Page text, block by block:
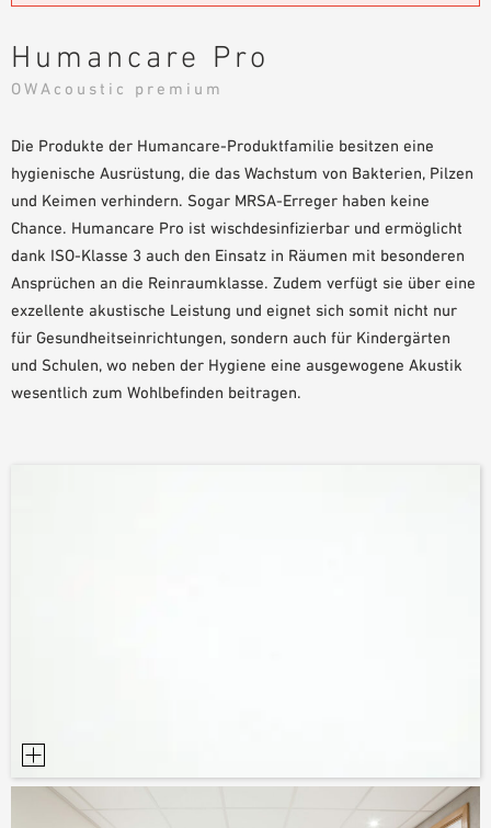
AUSSCHREIBUNGSTEXTE
DOWNLOADS
PLANUNGSHILFEN
VIDEOS
OWA-SCHULUNGEN
MUSTERBESTELLUNG
Karriere
Humancare Pro
OWAcoustic premium
Die Produkte der Humancare-Produktfamilie besitzen eine
hygienische Ausrüstung, die das Wachstum von Bakterien, Pilzen
und Keimen verhindern. Sogar MRSA-Erreger haben keine
Chance. Humancare Pro ist wischdesinfizierbar und ermöglicht
dank ISO-Klasse 3 auch den Einsatz in Räumen mit besonderen
Ansprüchen an die Reinraumklasse. Zudem verfügt sie über eine
exzellente akustische Leistung und eignet sich somit nicht nur
für Gesundheitseinrichtungen, sondern auch für Kindergärten
und Schulen, wo neben der Hygiene eine ausgewogene Akustik
wesentlich zum Wohlbefinden beitragen.